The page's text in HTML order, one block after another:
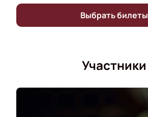
Выбрать билеты
Участники